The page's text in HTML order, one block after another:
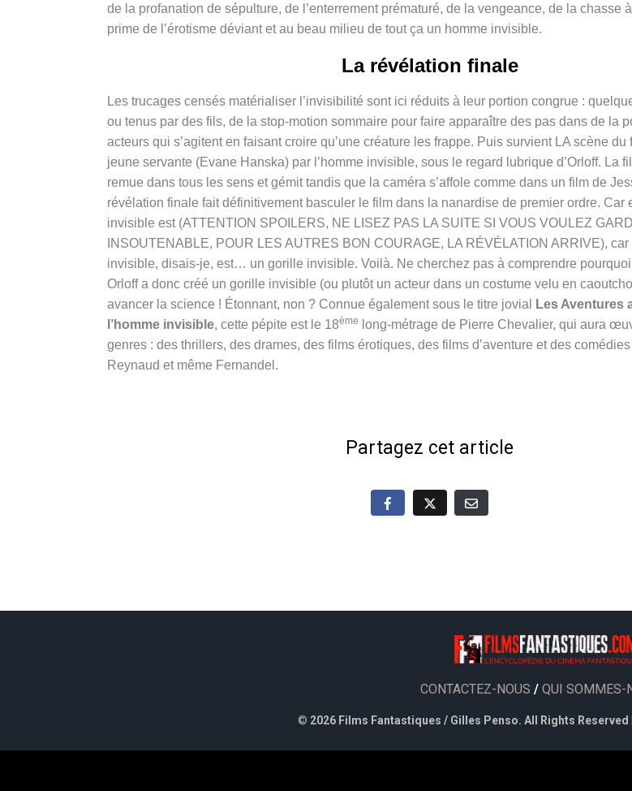
de la profanation de sépulture, de l’enterrement prématuré, de la vengeance, de la chasse
prime de l’érotisme déviant et au beau milieu de tout ça un homme invisible.
La révélation finale
Les trucages censés matérialiser l’invisibilité sont ici réduits à leur portion congrue :
ou tenus par des fils, de la stop-motion sommaire pour faire apparaître des pas dans de la
acteurs qui s’agitent en faisant croire qu’une créature les frappe. Puis survient LA scène du
jeune servante (Evane Hanska) par l’homme invisible, sous le regard lubrique d’Orloff. La
remue dans tous les sens et gémit tandis que la caméra s’affole comme dans un film de
révélation finale fait définitivement basculer le film dans la nanardise de premier ordre. Car
invisible est (ATTENTION SPOILERS, NE LISEZ PAS LA SUITE SI VOUS VOULEZ
INSOUTENABLE, POUR LES AUTRES BON COURAGE, LA RÉVÉLATION ARRIVE), car
invisible, disais-je, est… un gorille invisible. Voilà. Ne cherchez pas à comprendre
Orloff a donc créé un gorille invisible (ou plutôt un acteur dans un costume velu en
avancer la science ! Étonnant, non ? Connue également sous le titre jovial
Les Aventures
l’homme invisible, cette pépite est le 18ème
long-métrage de Pierre Chevalier, qui aura
genres : des thrillers, des drames, des films érotiques, des films d’aventure et des
Reynaud et même Fernandel.
Partagez cet article
CONTACTEZ-NOUS / QUI SOMMES-
© 2026 Films Fantastiques / Gilles Penso. All Rights Reserved